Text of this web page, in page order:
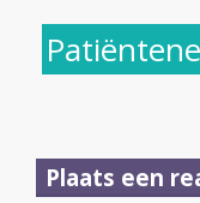
Plaats een